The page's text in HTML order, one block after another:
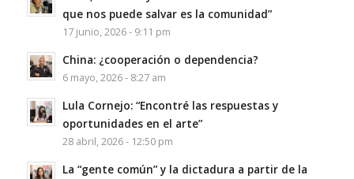
que nos puede salvar es la comunidad”
17 junio, 2026 - 9:11 pm
China: ¿cooperación o dependencia?
6 mayo, 2026 - 8:27 am
Lula Cornejo: “Encontré las respuestas y
oportunidades en el arte”
28 abril, 2026 - 12:50 pm
La “gente común” y la dictadura a partir de la